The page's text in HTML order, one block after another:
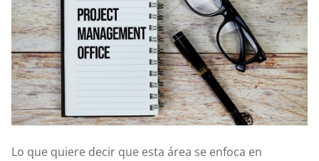
Lo que quiere decir que esta área se enfoca en